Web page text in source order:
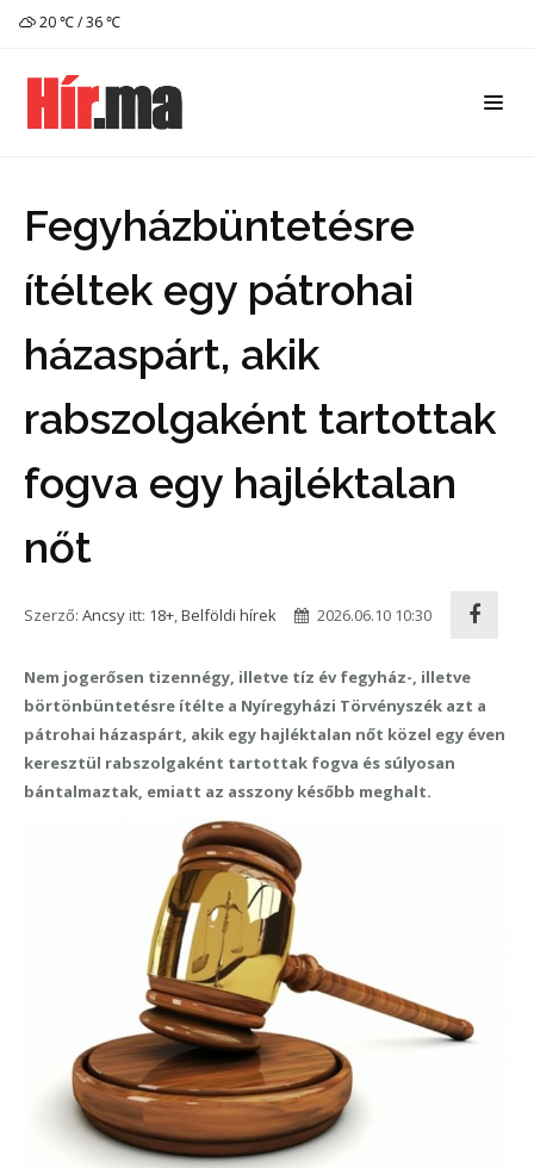
20 ℃ / 36 ℃
Fegyházbüntetésre
ítéltek egy pátrohai
házaspárt, akik
rabszolgaként tartottak
fogva egy hajléktalan
nőt
Szerző: Ancsy itt: 18+,Belföldi hírek 2026.06.10 10:30
Nem jogerősen tizennégy, illetve tíz év fegyház-, illetve
börtönbüntetésre ítélte a Nyíregyházi Törvényszék azt a
pátrohai házaspárt, akik egy hajléktalan nőt közel egy éven
keresztül rabszolgaként tartottak fogva és súlyosan
bántalmaztak, emiatt az asszony később meghalt.